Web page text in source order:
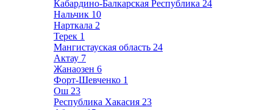
Кабардино-Балкарская Республика 24
Нальчик 10
Нарткала 2
Терек 1
Мангистауская область 24
Актау 7
Жанаозен 6
Форт-Шевченко 1
Ош 23
Республика Хакасия 23